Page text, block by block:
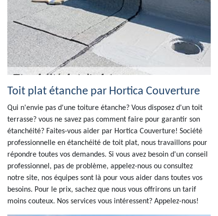
Toit plat étanche par Hortica Couverture
Qui n'envie pas d'une toiture étanche? Vous disposez d'un toit
terrasse? vous ne savez pas comment faire pour garantir son
étanchéité? Faites-vous aider par Hortica Couverture! Société
professionnelle en étanchéité de toit plat, nous travaillons pour
répondre toutes vos demandes. Si vous avez besoin d'un conseil
professionnel, pas de problème, appelez-nous ou consultez
notre site, nos équipes sont là pour vous aider dans toutes vos
besoins. Pour le prix, sachez que nous vous offrirons un tarif
moins couteux. Nos services vous intéressent? Appelez-nous!